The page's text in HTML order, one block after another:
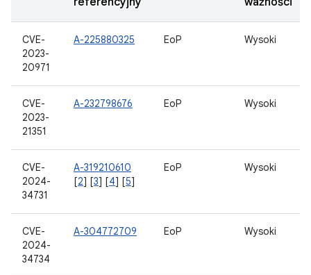
CVE-
2023-
20971
A-225880325 EoP Wysoki
CVE-
2023-
21351
A-232798676 EoP Wysoki
CVE-
2024-
34731
A-319210610
[2] [3] [4] [5]
EoP Wysoki
CVE-
2024-
34734
A-304772709 EoP Wysoki